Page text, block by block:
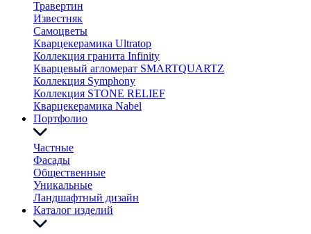
Травертин
Известняк
Самоцветы
Кварцекерамика Ultratop
Коллекция гранита Infinity
Кварцевый агломерат SMARTQUARTZ
Коллекция Symphony
Коллекция STONE RELIEF
Кварцекерамика Nabel
Портфолио
Частные
Фасады
Общественные
Уникальные
Ландшафтный дизайн
Каталог изделий